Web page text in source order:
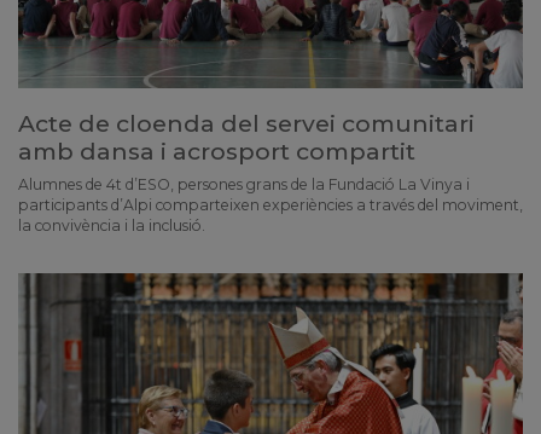
Acte de cloenda del servei comunitari
amb dansa i acrosport compartit
Alumnes de 4t d’ESO, persones grans de la Fundació La Vinya i
participants d’Alpi comparteixen experiències a través del moviment,
la convivència i la inclusió.